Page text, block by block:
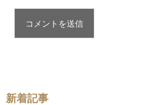
新着記事